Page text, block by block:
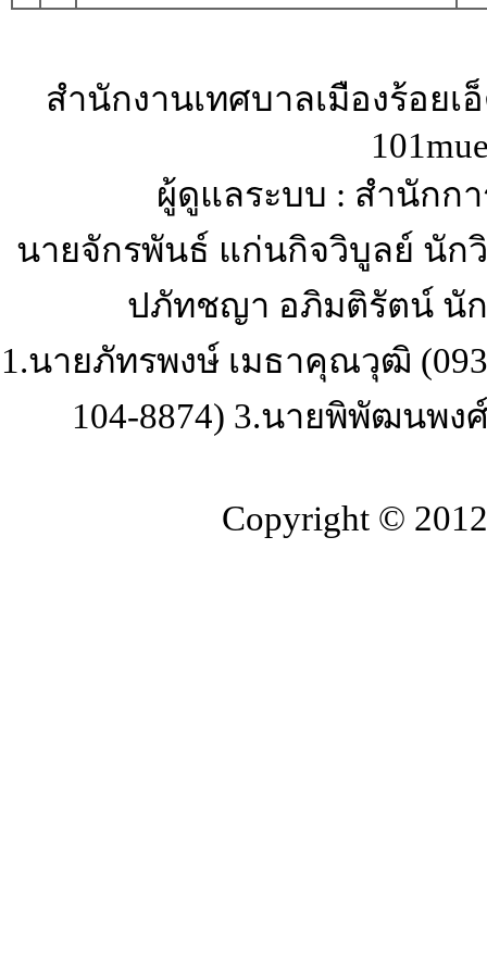
สำนักงานเทศบาลเมืองร้อยเ
ผู้ดูแลระบบ : สำนักก
นายจักรพันธ์ แก่นกิจวิบูลย์ นักวิ
ปภัทชญา อภิมติรัตน์ นัก
1.นายภัทรพงษ์ เมธาคุณวุฒิ
104-8874) 3.นายพิพัฒนพง
Copyright ©